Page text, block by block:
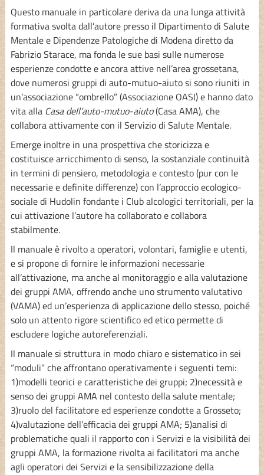
Questo manuale in particolare deriva da una lunga attività
formativa svolta dall’autore presso il Dipartimento di Salute
Mentale e Dipendenze Patologiche di Modena diretto da
Fabrizio Starace, ma fonda le sue basi sulle numerose
esperienze condotte e ancora attive nell’area grossetana,
dove numerosi gruppi di auto-mutuo-aiuto si sono riuniti in
un’associazione “ombrello” (Associazione OASI) e hanno dato
vita alla Casa dell’auto-mutuo-aiuto(Casa AMA), che
collabora attivamente con il Servizio di Salute Mentale.
Emerge inoltre in una prospettiva che storicizza e
costituisce arricchimento di senso, la sostanziale continuità
in termini di pensiero, metodologia e contesto (pur con le
necessarie e definite differenze) con l’approccio ecologico-
sociale di Hudolin fondante i Club alcologici territoriali, per la
cui attivazione l’autore ha collaborato e collabora
stabilmente.
Il manuale è rivolto a operatori, volontari, famiglie e utenti,
e si propone di fornire le informazioni necessarie
all’attivazione, ma anche al monitoraggio e alla valutazione
dei gruppi AMA, offrendo anche uno strumento valutativo
(VAMA) ed un’esperienza di applicazione dello stesso, poiché
solo un attento rigore scientifico ed etico permette di
escludere logiche autoreferenziali.
Il manuale si struttura in modo chiaro e sistematico in sei
“moduli” che affrontano operativamente i seguenti temi:
1)modelli teorici e caratteristiche dei gruppi; 2)necessità e
senso dei gruppi AMA nel contesto della salute mentale;
3)ruolo del facilitatore ed esperienze condotte a Grosseto;
4)valutazione dell’efficacia dei gruppi AMA; 5)analisi di
problematiche quali il rapporto con i Servizi e la visibilità dei
gruppi AMA, la formazione rivolta ai facilitatori ma anche
agli operatori dei Servizi e la sensibilizzazione della